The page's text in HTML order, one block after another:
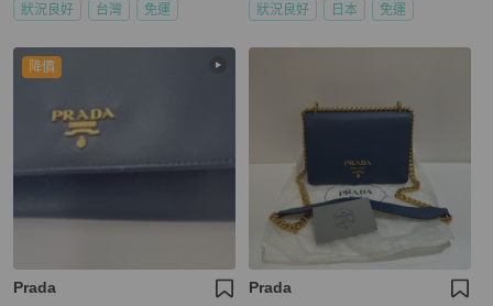
狀況良好 台灣 免運 狀況良好 日本 免運
降價
Prada Prada